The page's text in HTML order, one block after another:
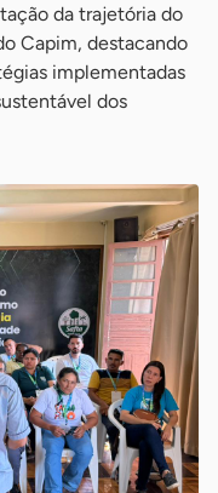
da trajetória do
Capim, destacando
implementadas
dos